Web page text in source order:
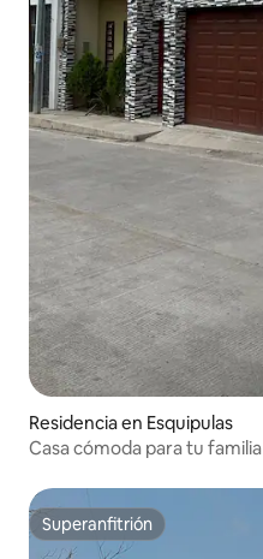
Residencia en Esquipulas
Casa cómoda para tu familia
Superanfitrión
Superanfitrión